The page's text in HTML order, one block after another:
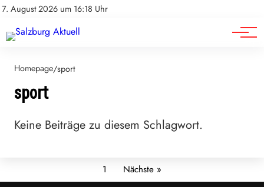
7. August 2026 um 16:18 Uhr
Impressum
Sport
Wirtschaft
Homepage/sport
sport
Keine Beiträge zu diesem Schlagwort.
1 Nächste »